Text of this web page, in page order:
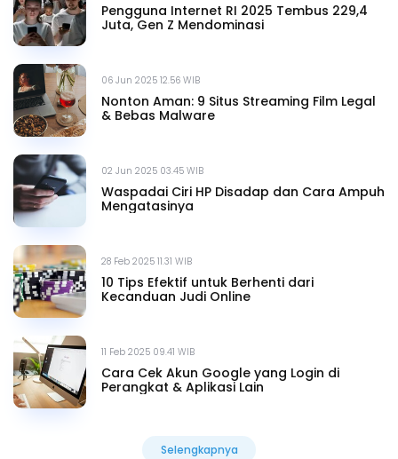
Pengguna Internet RI 2025 Tembus 229,4
Juta, Gen Z Mendominasi
06 Jun 2025 12.56 WIB
Nonton Aman: 9 Situs Streaming Film Legal
& Bebas Malware
02 Jun 2025 03.45 WIB
Waspadai Ciri HP Disadap dan Cara Ampuh
Mengatasinya
28 Feb 2025 11.31 WIB
10 Tips Efektif untuk Berhenti dari
Kecanduan Judi Online
11 Feb 2025 09.41 WIB
Cara Cek Akun Google yang Login di
Perangkat & Aplikasi Lain
Selengkapnya